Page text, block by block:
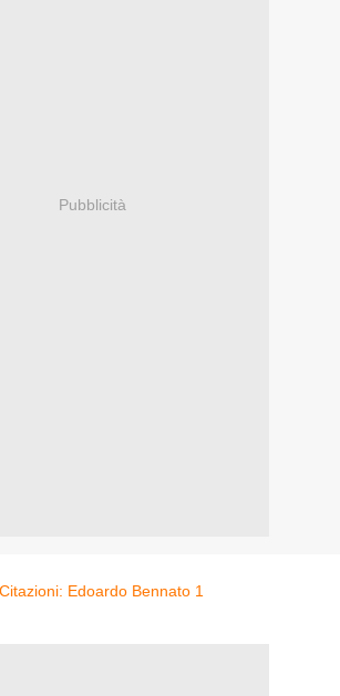
Pubblicità